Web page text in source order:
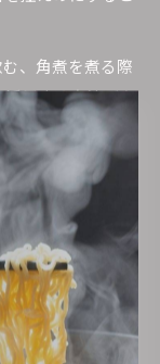
、角煮を煮る際
用する方法があ
塩分を感じやす
感じてしまうこ
風味をプラス
が薄すぎて食べ
「香味油や薬味
れます。